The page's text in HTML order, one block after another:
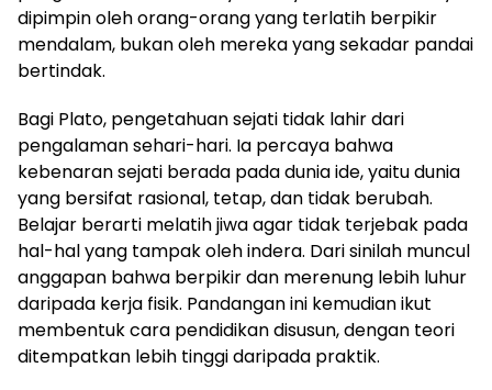
dipimpin oleh orang-orang yang terlatih berpikir
mendalam, bukan oleh mereka yang sekadar pandai
bertindak.
Bagi Plato, pengetahuan sejati tidak lahir dari
pengalaman sehari-hari. Ia percaya bahwa
kebenaran sejati berada pada dunia ide, yaitu dunia
yang bersifat rasional, tetap, dan tidak berubah.
Belajar berarti melatih jiwa agar tidak terjebak pada
hal-hal yang tampak oleh indera. Dari sinilah muncul
anggapan bahwa berpikir dan merenung lebih luhur
daripada kerja fisik. Pandangan ini kemudian ikut
membentuk cara pendidikan disusun, dengan teori
ditempatkan lebih tinggi daripada praktik.